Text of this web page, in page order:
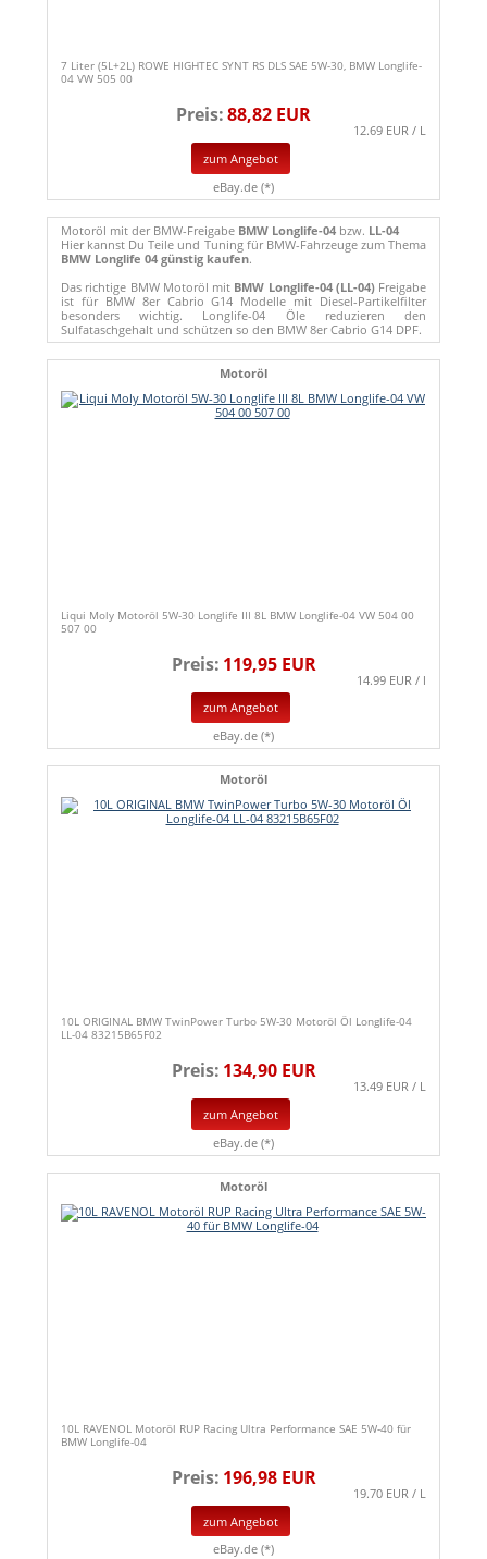
7 Liter (5L+2L) ROWE HIGHTEC SYNT RS DLS SAE 5W-30, BMW Longlife-
04 VW 505 00
Preis:88,82 EUR
12.69 EUR / L
zum Angebot
eBay.de (*)
Motoröl mit der BMW-Freigabe BMW Longlife-04 bzw. LL-04
Hier kannst Du Teile und Tuning für BMW-Fahrzeuge zum Thema
BMW Longlife 04 günstig kaufen.
Das richtige BMW Motoröl mit BMW Longlife-04 (LL-04)Freigabe
ist für BMW 8er Cabrio G14 Modelle mit Diesel-Partikelfilter
besonders wichtig. Longlife-04 Öle reduzieren den
Sulfataschgehalt und schützen so den BMW 8er Cabrio G14 DPF.
Motoröl
Liqui Moly Motoröl 5W-30 Longlife III 8L BMW Longlife-04 VW 504 00
507 00
Preis: 119,95 EUR
14.99 EUR / l
zum Angebot
eBay.de (*)
Motoröl
10L ORIGINAL BMW TwinPower Turbo 5W-30 Motoröl Öl Longlife-04
LL-04 83215B65F02
Preis: 134,90 EUR
13.49 EUR / L
zum Angebot
eBay.de (*)
Motoröl
10L RAVENOL Motoröl RUP Racing Ultra Performance SAE 5W-40 für
BMW Longlife-04
Preis: 196,98 EUR
19.70 EUR / L
zum Angebot
eBay.de (*)